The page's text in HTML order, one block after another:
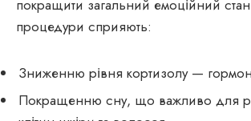
покращити загальний емоційний
процедури сприяють:
Зниженню рівня кортизолу —
Покращенню сну, що важливо для